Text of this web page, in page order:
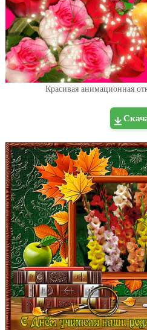
Красивая анимационная